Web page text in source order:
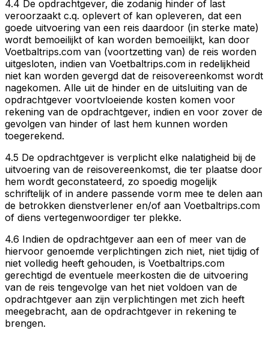
4.4 De opdrachtgever, die zodanig hinder of last
veroorzaakt c.q. oplevert of kan opleveren, dat een
goede uitvoering van een reis daardoor (in sterke mate)
wordt bemoeilijkt of kan worden bemoeilijkt, kan door
Voetbaltrips.com van (voortzetting van) de reis worden
uitgesloten, indien van Voetbaltrips.com in redelijkheid
niet kan worden gevergd dat de reisovereenkomst wordt
nagekomen. Alle uit de hinder en de uitsluiting van de
opdrachtgever voortvloeiende kosten komen voor
rekening van de opdrachtgever, indien en voor zover de
gevolgen van hinder of last hem kunnen worden
toegerekend.
4.5 De opdrachtgever is verplicht elke nalatigheid bij de
uitvoering van de reisovereenkomst, die ter plaatse door
hem wordt geconstateerd, zo spoedig mogelijk
schriftelijk of in andere passende vorm mee te delen aan
de betrokken dienstverlener en/of aan Voetbaltrips.com
of diens vertegenwoordiger ter plekke.
4.6 Indien de opdrachtgever aan een of meer van de
hiervoor genoemde verplichtingen zich niet, niet tijdig of
niet volledig heeft gehouden, is Voetbaltrips.com
gerechtigd de eventuele meerkosten die de uitvoering
van de reis tengevolge van het niet voldoen van de
opdrachtgever aan zijn verplichtingen met zich heeft
meegebracht, aan de opdrachtgever in rekening te
brengen.